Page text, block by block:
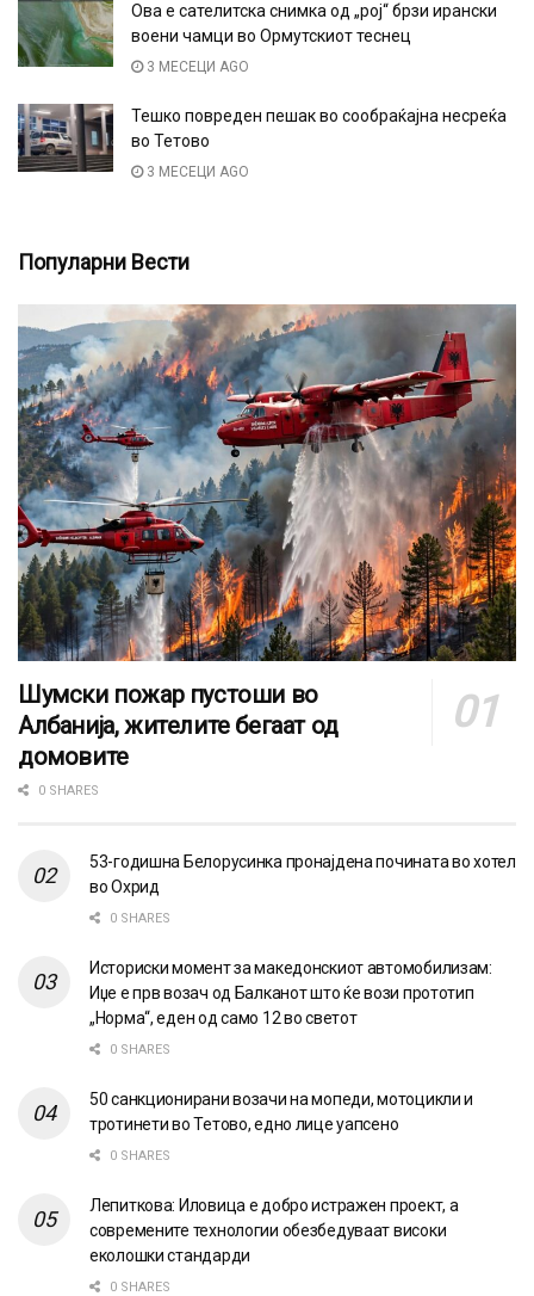
Ова е сателитска снимка од „рој“ брзи ирански
воени чамци во Ормутскиот теснец
3 МЕСЕЦИ AGO
Тешко повреден пешак во сообраќајна несреќа
во Тетово
3 МЕСЕЦИ AGO
Популарни Вести
Шумски пожар пустоши во
Албанија, жителите бегаат од
домовите
0 SHARES
53-годишна Белорусинка пронајдена почината во хотел
во Охрид
0 SHARES
Историски момент за македонскиот автомобилизам:
Иџе е прв возач од Балканот што ќе вози прототип
„Норма“, еден од само 12 во светот
0 SHARES
50 санкционирани возачи на мопеди, мотоцикли и
тротинети во Тетово, едно лице уапсено
0 SHARES
Лепиткова: Иловица е добро истражен проект, а
современите технологии обезбедуваат високи
еколошки стандарди
0 SHARES